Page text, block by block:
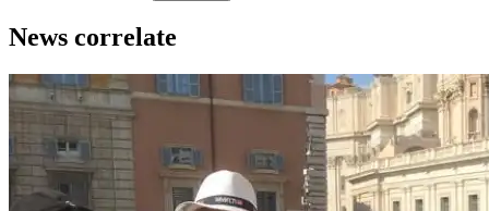
News correlate